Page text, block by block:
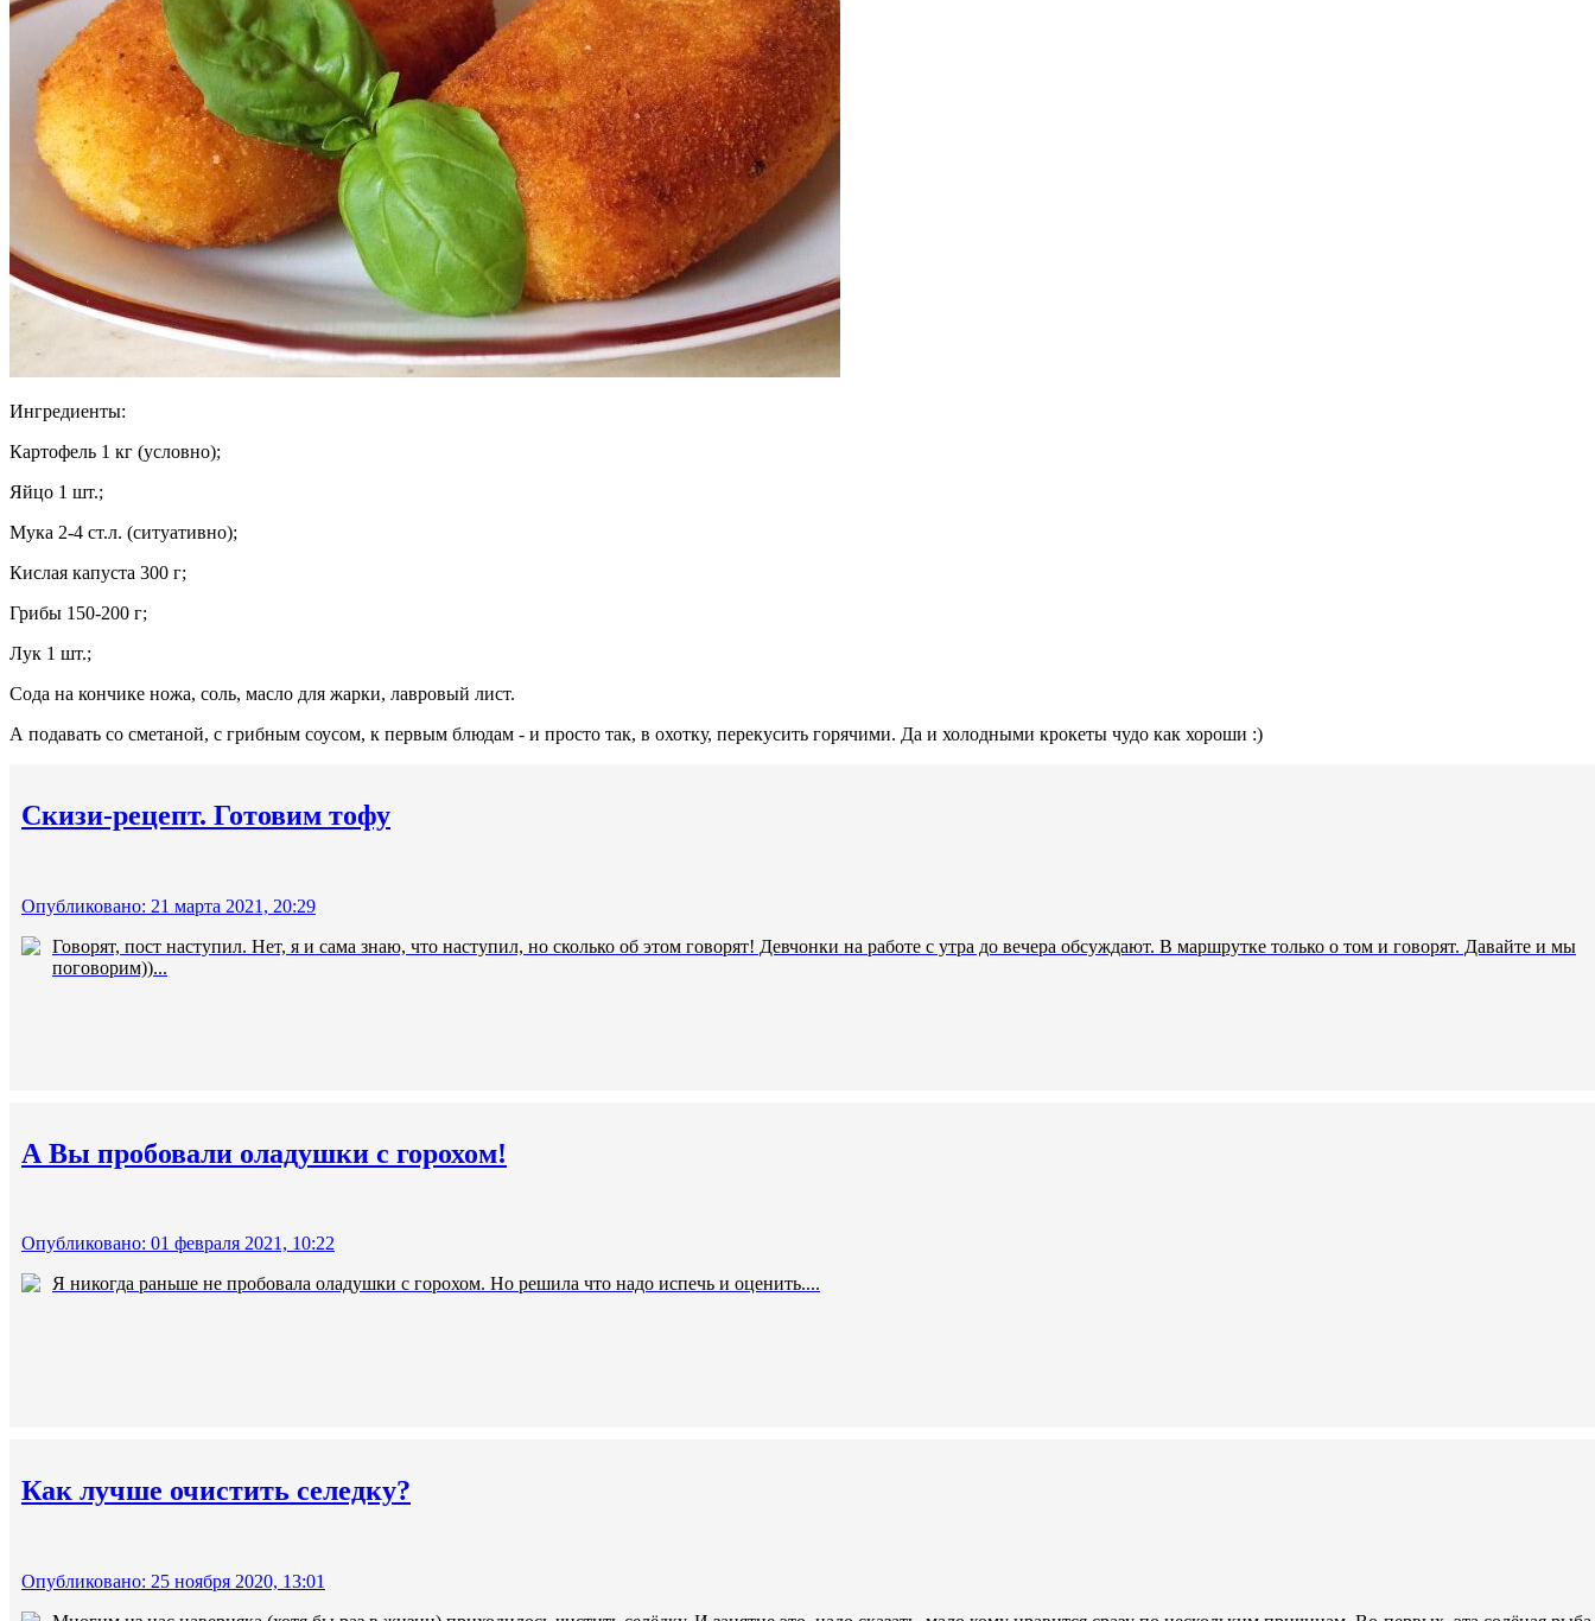
Ингредиенты:
Картофель 1 кг (условно);
Яйцо 1 шт.;
Мука 2-4 ст.л. (ситуативно);
Кислая капуста 300 г;
Грибы 150-200 г;
Лук 1 шт.;
Сода на кончике ножа, соль, масло для жарки, лавровый лист.
А подавать со сметаной, с грибным соусом, к первым блюдам - и просто так, в охотку, перекусить горячими. Да и холодными крокеты чудо как хороши :)
Скизи-рецепт. Готовим тофу
Опубликовано: 21 марта 2021, 20:29
Говорят, пост наступил. Нет, я и сама знаю, что наступил, но сколько об этом говорят! Девчонки на работе с утра до вечера обсуждают. В маршрутке только о том и говорят. Давайте и мы
поговорим))...
А Вы пробовали оладушки с горохом!
Опубликовано: 01 февраля 2021, 10:22
Я никогда раньше не пробовала оладушки с горохом. Но решила что надо испечь и оценить....
Как лучше очистить селедку?
Опубликовано: 25 ноября 2020, 13:01